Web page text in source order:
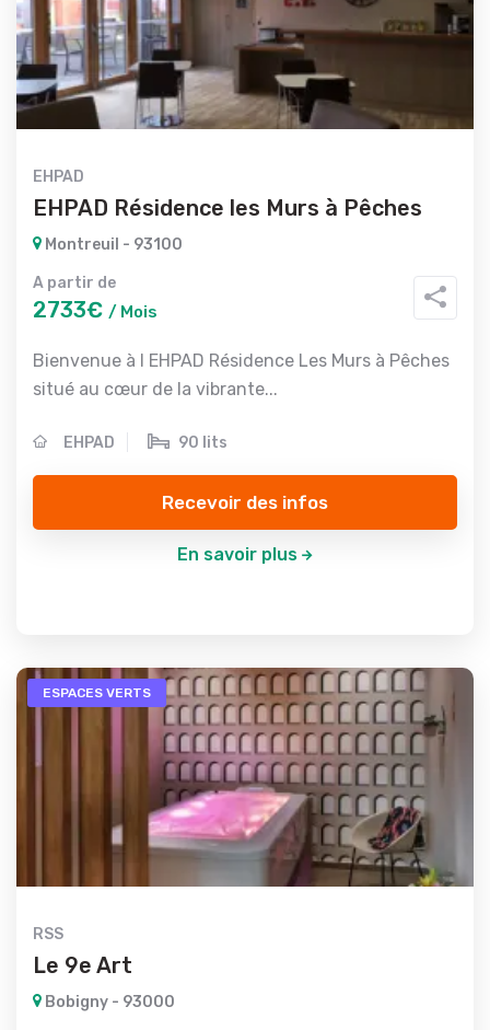
EHPAD
EHPAD Résidence les Murs à Pêches
Montreuil - 93100
A partir de
2733€ / Mois
Bienvenue à l EHPAD Résidence Les Murs à Pêches
situé au cœur de la vibrante...
EHPAD 90 lits
Recevoir des infos
En savoir plus
ESPACES VERTS
RSS
Le 9e Art
Bobigny - 93000